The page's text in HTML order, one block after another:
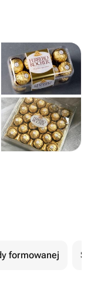
formowanej